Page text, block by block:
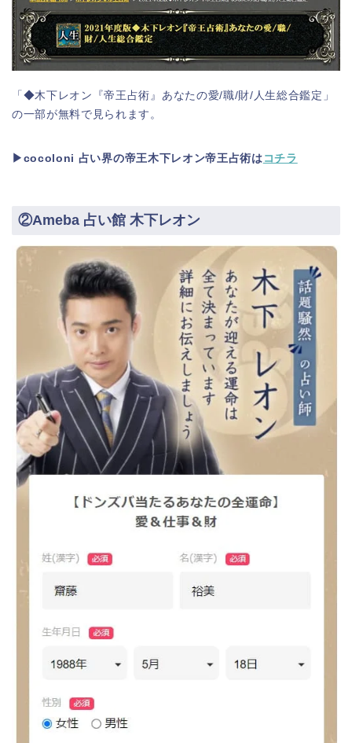
「◆木下レオン『帝王占術』あなたの愛/職/財/人生総合鑑定」
の一部が無料で見られます。
▶cocoloni 占い界の帝王木下レオン帝王占術は コチラ
②Ameba 占い館 木下レオン